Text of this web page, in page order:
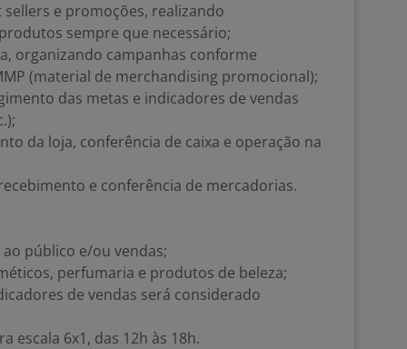
e promoções, realizando
sempre que necessário;
organizando campanhas conforme
(material de merchandising promocional);
das metas e indicadores de vendas
da loja, conferência de caixa e operação na
e conferência de mercadorias.
público e/ou vendas;
perfumaria e produtos de beleza;
de vendas será considerado
escala 6x1, das 12h às 18h.